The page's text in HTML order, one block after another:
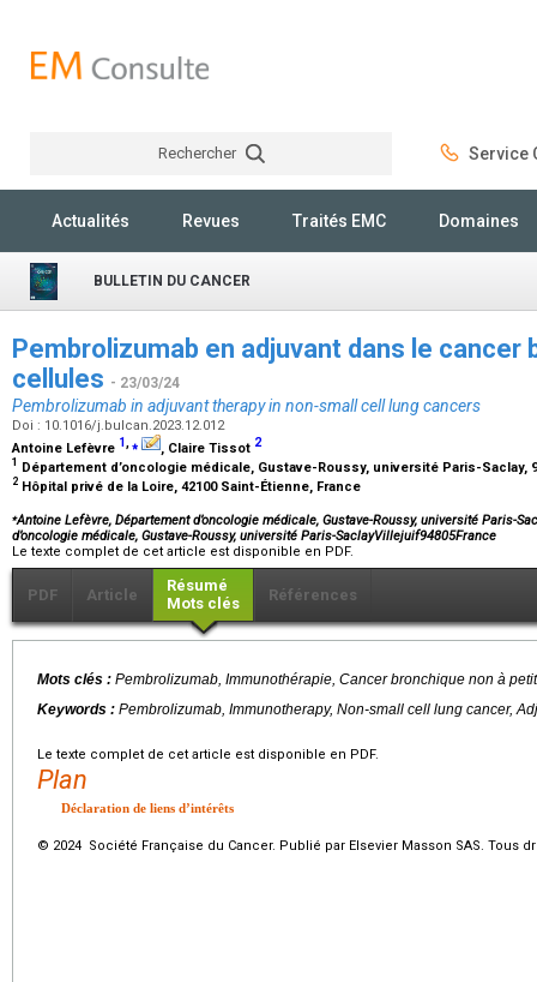
Rechercher Service
Actualités Revues Traités EMC Domaines
BULLETIN DU CANCER
Pembrolizumab en adjuvant dans le cancer
cellules - 23/03/24
Pembrolizumab in adjuvant therapy in non-small cell lung cancers
Doi : 10.1016/j.bulcan.2023.12.012
Antoine Lefèvre 1,⁎ , Claire Tissot 2
1 Département d’oncologie médicale, Gustave-Roussy, université Paris-Saclay,
2 Hôpital privé de la Loire, 42100 Saint-Étienne, France
⁎Antoine Lefèvre, Département d’oncologie médicale, Gustave-Roussy, université Paris-
d’oncologie médicale, Gustave-Roussy, université Paris-SaclayVillejuif94805France
Le texte complet de cet article est disponible en PDF.
PDF Article
Résumé
Mots clés
Références
Mots clés : Pembrolizumab, Immunothérapie, Cancer bronchique non à
Keywords : Pembrolizumab, Immunotherapy, Non-small cell lung cancer,
Le texte complet de cet article est disponible en PDF.
Plan
Déclaration de liens d’intérêts
© 2024 Société Française du Cancer. Publié par Elsevier Masson SAS. Tous